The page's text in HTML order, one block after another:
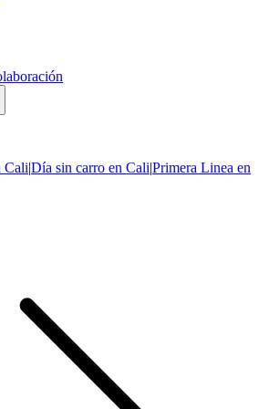
Cali|Día sin carro en Cali|Primera Linea en